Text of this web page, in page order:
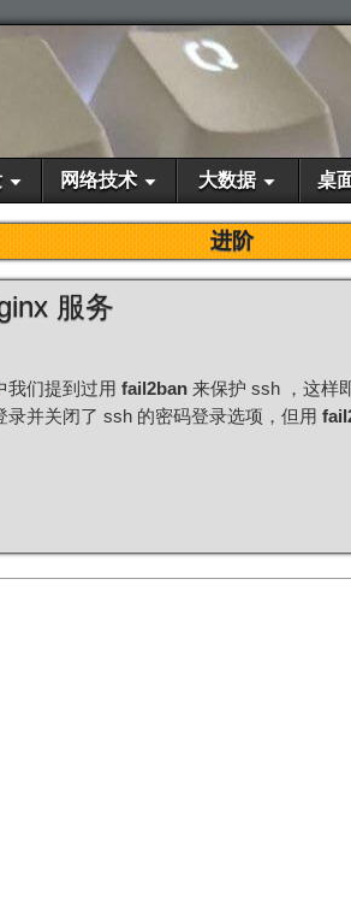
网络技术 大数据 桌
进阶
服务
我们提到过用 fail2ban 来保护 ssh ，这样
并关闭了 ssh 的密码登录选项，但用